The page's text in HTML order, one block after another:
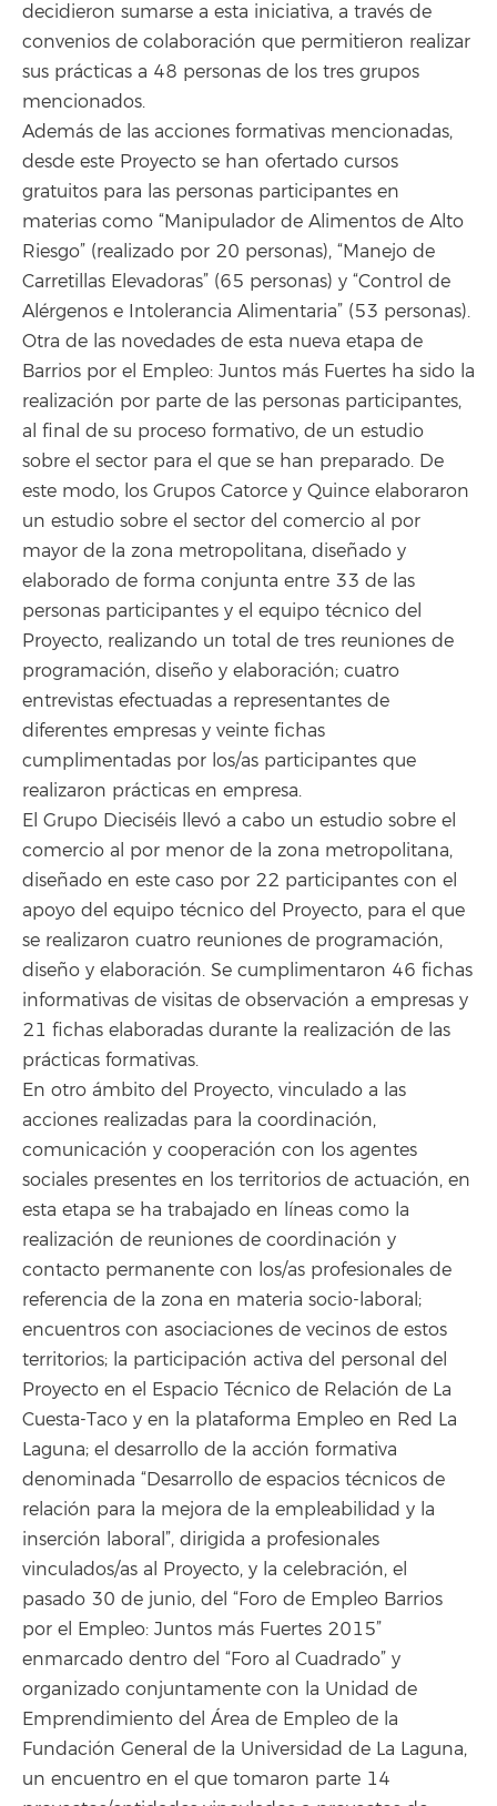
decidieron sumarse a esta iniciativa, a través de
convenios de colaboración que permitieron realizar
sus prácticas a 48 personas de los tres grupos
mencionados.
Además de las acciones formativas mencionadas,
desde este Proyecto se han ofertado cursos
gratuitos para las personas participantes en
materias como “Manipulador de Alimentos de Alto
Riesgo” (realizado por 20 personas), “Manejo de
Carretillas Elevadoras” (65 personas) y “Control de
Alérgenos e Intolerancia Alimentaria” (53 personas).
Otra de las novedades de esta nueva etapa de
Barrios por el Empleo: Juntos más Fuertes ha sido la
realización por parte de las personas participantes,
al final de su proceso formativo, de un estudio
sobre el sector para el que se han preparado. De
este modo, los Grupos Catorce y Quince elaboraron
un estudio sobre el sector del comercio al por
mayor de la zona metropolitana, diseñado y
elaborado de forma conjunta entre 33 de las
personas participantes y el equipo técnico del
Proyecto, realizando un total de tres reuniones de
programación, diseño y elaboración; cuatro
entrevistas efectuadas a representantes de
diferentes empresas y veinte fichas
cumplimentadas por los/as participantes que
realizaron prácticas en empresa.
El Grupo Dieciséis llevó a cabo un estudio sobre el
comercio al por menor de la zona metropolitana,
diseñado en este caso por 22 participantes con el
apoyo del equipo técnico del Proyecto, para el que
se realizaron cuatro reuniones de programación,
diseño y elaboración. Se cumplimentaron 46 fichas
informativas de visitas de observación a empresas y
21 fichas elaboradas durante la realización de las
prácticas formativas.
En otro ámbito del Proyecto, vinculado a las
acciones realizadas para la coordinación,
comunicación y cooperación con los agentes
sociales presentes en los territorios de actuación, en
esta etapa se ha trabajado en líneas como la
realización de reuniones de coordinación y
contacto permanente con los/as profesionales de
referencia de la zona en materia socio-laboral;
encuentros con asociaciones de vecinos de estos
territorios; la participación activa del personal del
Proyecto en el Espacio Técnico de Relación de La
Cuesta-Taco y en la plataforma Empleo en Red La
Laguna; el desarrollo de la acción formativa
denominada “Desarrollo de espacios técnicos de
relación para la mejora de la empleabilidad y la
inserción laboral”, dirigida a profesionales
vinculados/as al Proyecto, y la celebración, el
pasado 30 de junio, del “Foro de Empleo Barrios
por el Empleo: Juntos más Fuertes 2015”
enmarcado dentro del “Foro al Cuadrado” y
organizado conjuntamente con la Unidad de
Emprendimiento del Área de Empleo de la
Fundación General de la Universidad de La Laguna,
un encuentro en el que tomaron parte 14